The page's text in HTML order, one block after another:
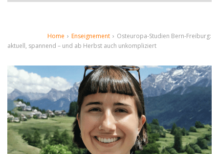
Home › Enseignement › Osteuropa-Studien Bern-Freiburg:
aktuell, spannend – und ab Herbst auch unkompliziert